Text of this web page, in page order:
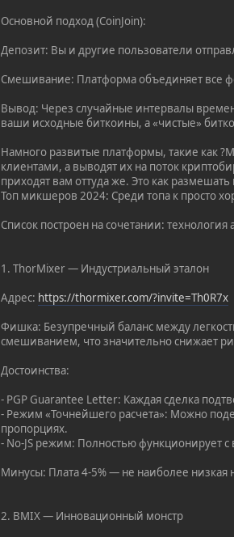
Основной подход (CoinJoin):
Депозит: Вы и другие пользователи
Смешивание: Платформа объединяет все
Вывод: Через случайные интервалы
ваши исходные биткоины, а «чистые»
Намного развитые платформы, такие как
клиентами, а выводят их на поток
приходят вам оттуда же. Это как
Топ микшеров 2024: Среди топа к просто
Список построен на сочетании:
1. ThorMixer — Индустриальный эталон
Адрес: https://thormixer.com/?invite=Th0R7x
Фишка: Безупречный баланс между
смешиванием, что значительно снижает
Достоинства:
- PGP Guarantee Letter: Каждая сделка
- Режим «Точнейшего расчета»: Можно
пропорциях.
- No-JS режим: Полностью функционирует
Минусы: Плата 4-5% — не наиболее низкая
2. BMIX — Инновационный монстр